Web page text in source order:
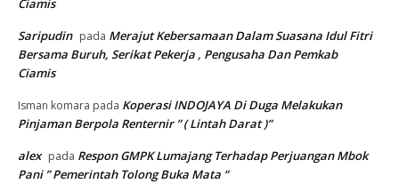
Ciamis
Saripudin pada Merajut Kebersamaan Dalam Suasana Idul Fitri
Bersama Buruh, Serikat Pekerja , Pengusaha Dan Pemkab
Ciamis
Isman komara pada Koperasi INDOJAYA Di Duga Melakukan
Pinjaman Berpola Renternir ” ( Lintah Darat )”
alex pada Respon GMPK Lumajang Terhadap Perjuangan Mbok
Pani ” Pemerintah Tolong Buka Mata “